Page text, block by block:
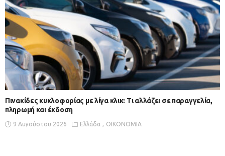
Πινακίδες κυκλοφορίας με λίγα κλικ: Τι αλλάζει σε παραγγελία,
πληρωμή και έκδοση
9 Αυγούστου 2026 Ελλάδα ΟΙΚΟΝΟΜΙΑ